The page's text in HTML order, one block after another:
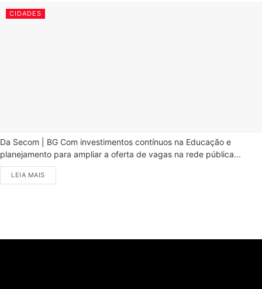
CIDADES
Da Secom | BG Com investimentos contínuos na Educação e
planejamento para ampliar a oferta de vagas na rede pública...
LEIA MAIS